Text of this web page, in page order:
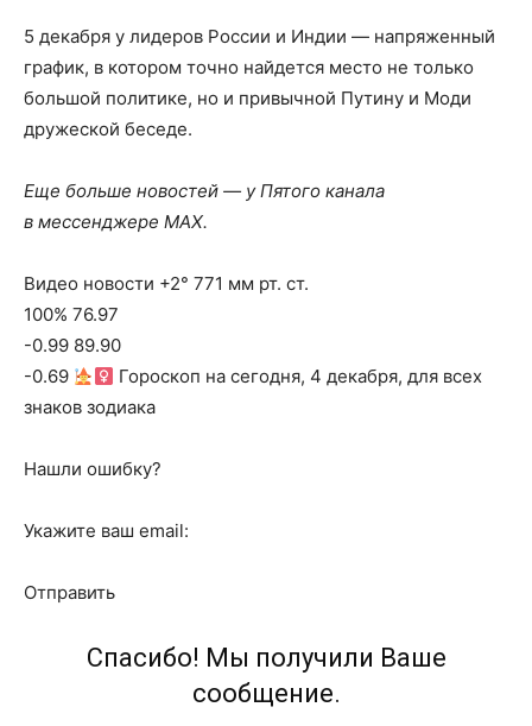
5 декабря у лидеров России и Индии — напряженный
график, в котором точно найдется место не только
большой политике, но и привычной Путину и Моди
дружеской беседе.
Еще больше новостей — у Пятого канала
в мессенджере MAX.
Видео новости +2° 771 мм рт. ст.
100% 76.97
-0.99 89.90
-0.69
Гороскоп на сегодня, 4 декабря, для всех
знаков зодиака
Нашли ошибку?
Укажите ваш email:
Отправить
Спасибо! Мы получили Ваше
сообщение.